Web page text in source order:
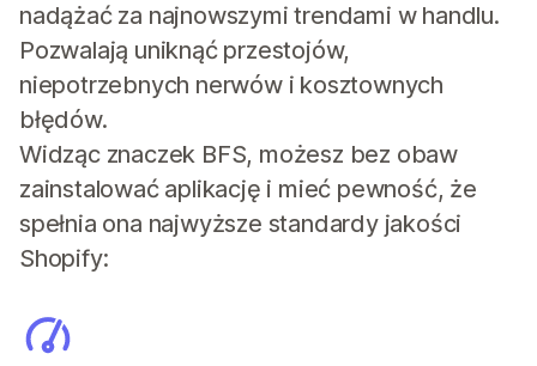
nadążać za najnowszymi trendami w handlu.
Pozwalają uniknąć przestojów,
niepotrzebnych nerwów i kosztownych
błędów.
Widząc znaczek BFS, możesz bez obaw
zainstalować aplikację i mieć pewność, że
spełnia ona najwyższe standardy jakości
Shopify: